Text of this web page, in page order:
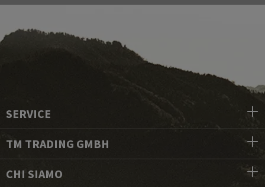
SERVICE
TM TRADING GMBH
CHI SIAMO